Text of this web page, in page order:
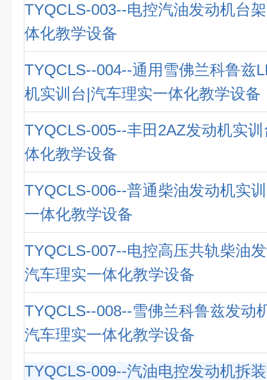
TYQCLS-003--电控汽油发动机台
体化教学设备
TYQCLS--004--通用雪佛兰科鲁兹
机实训台|汽车理实一体化教学设备
TYQCLS-005--丰田2AZ发动机实
体化教学设备
TYQCLS-006--普通柴油发动机实
一体化教学设备
TYQCLS-007--电控高压共轨柴油
汽车理实一体化教学设备
TYQCLS--008--雪佛兰科鲁兹发动
汽车理实一体化教学设备
TYQCLS-009--汽油电控发动机拆